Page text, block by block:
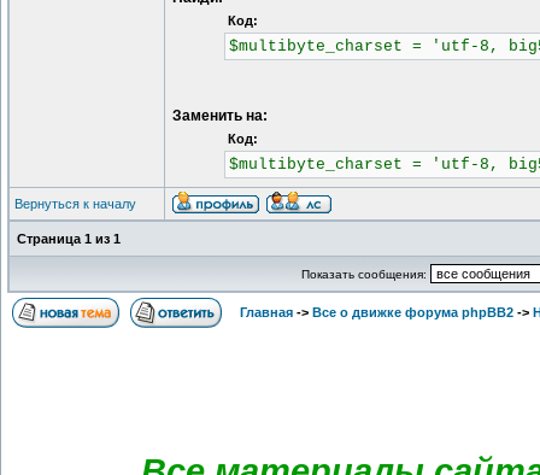
Код:
$multibyte_charset = 'utf-8,
Заменить на:
Код:
$multibyte_charset = 'utf-8,
Вернуться к началу
Страница 1 из 1
Показать сообщения:
Главная -> Все о движке форума phpBB2 ->